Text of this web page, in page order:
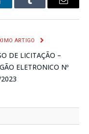
Tumblr
E-
ARTIGO
DE LICITAÇÃO –
ELETRONICO Nº